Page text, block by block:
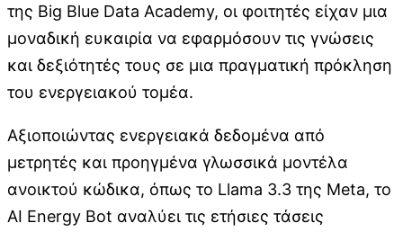
της Big Blue Data Academy, οι φοιτητές είχαν μια
μοναδική ευκαιρία να εφαρμόσουν τις γνώσεις
και δεξιότητές τους σε μια πραγματική πρόκληση
του ενεργειακού τομέα.
Αξιοποιώντας ενεργειακά δεδομένα από
μετρητές και προηγμένα γλωσσικά μοντέλα
ανοικτού κώδικα, όπως το Llama 3.3 της Meta, το
AI Energy Bot αναλύει τις ετήσιες τάσεις